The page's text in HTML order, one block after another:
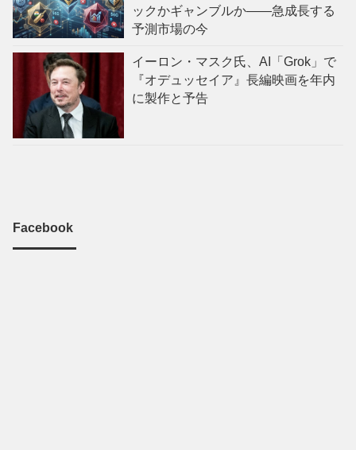
ックかギャンブルか——急成長する
予測市場の今
イーロン・マスク氏、AI「Grok」で
『オデュッセイア』長編映画を年内
に製作と予告
Facebook